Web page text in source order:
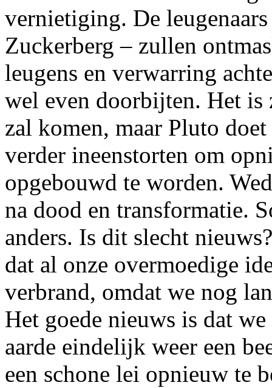
vernietiging. De
Zuckerberg – zullen
leugens en verwarring
wel even doorbijten. Het is
zal komen, maar Pluto
verder ineenstorten om
opgebouwd te worden.
na dood en transformatie.
anders. Is dit slecht
dat al onze overmoedige
verbrand, omdat we nog
Het goede nieuws is dat
aarde eindelijk weer een
een schone lei opnieuw te